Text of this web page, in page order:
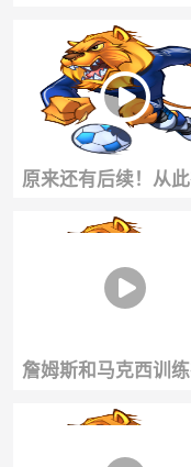
布朗：基本没有，我
只有尊重
原来还有后续！从
个人每天一睁眼就问
没~
詹姆斯和马克西训
出炉！